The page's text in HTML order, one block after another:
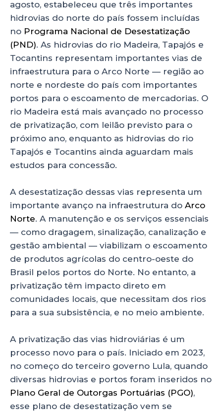
p
p
o
o
k
n
agosto, estabeleceu que três importantes
hidrovias do norte do país fossem incluídas
no Programa Nacional de Desestatização
(PND). As hidrovias do rio Madeira, Tapajós e
Tocantins representam importantes vias de
infraestrutura para o Arco Norte — região ao
norte e nordeste do país com importantes
portos para o escoamento de mercadorias. O
rio Madeira está mais avançado no processo
de privatização, com leilão previsto para o
próximo ano, enquanto as hidrovias do rio
Tapajós e Tocantins ainda aguardam mais
estudos para concessão.
A desestatização dessas vias representa um
importante avanço na infraestrutura do Arco
Norte. A manutenção e os serviços essenciais
— como dragagem, sinalização, canalização e
gestão ambiental — viabilizam o escoamento
de produtos agrícolas do centro-oeste do
Brasil pelos portos do Norte. No entanto, a
privatização têm impacto direto em
comunidades locais, que necessitam dos rios
para a sua subsistência, e no meio ambiente.
A privatização das vias hidroviárias é um
processo novo para o país. Iniciado em 2023,
no começo do terceiro governo Lula, quando
diversas hidrovias e portos foram inseridos no
Plano Geral de Outorgas Portuárias (PGO),
esse plano de desestatização vem se